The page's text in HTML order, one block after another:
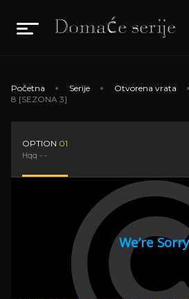
Početna Serije Otvorena vrata
8 [SEZONA 3]
OPTION 01
Hqq - -